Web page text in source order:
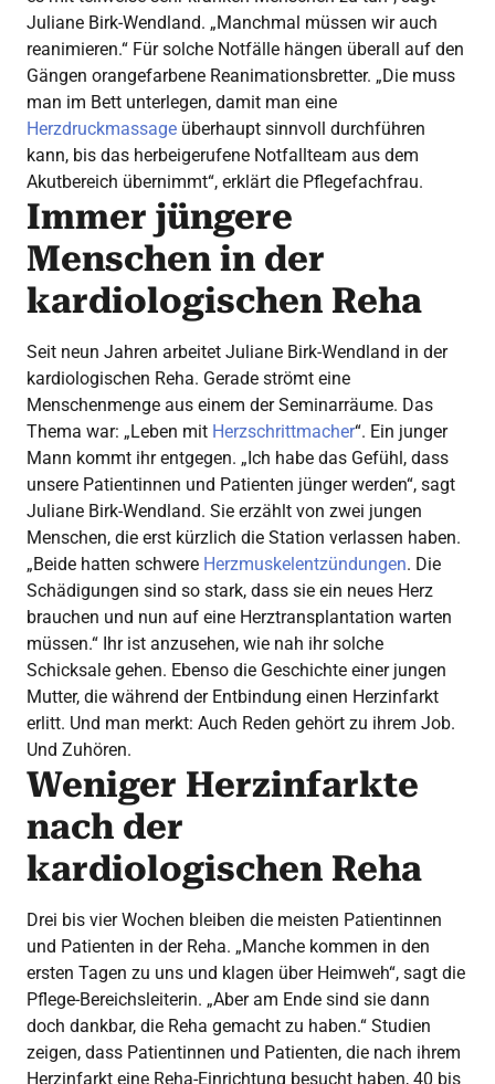
Juliane Birk-Wendland. „Manchmal müssen wir auch
reanimieren.“ Für solche Notfälle hängen überall auf den
Gängen orangefarbene Reanimationsbretter. „Die muss
man im Bett unterlegen, damit man eine
Herzdruckmassage überhaupt sinnvoll durchführen
kann, bis das herbeigerufene Notfallteam aus dem
Akutbereich übernimmt“, erklärt die Pflegefachfrau.
Immer jüngere
Menschen in der
kardiologischen Reha
Seit neun Jahren arbeitet Juliane Birk-Wendland in der
kardiologischen Reha. Gerade strömt eine
Menschenmenge aus einem der Seminarräume. Das
Thema war: „Leben mit Herzschrittmacher“. Ein junger
Mann kommt ihr entgegen. „Ich habe das Gefühl, dass
unsere Patientinnen und Patienten jünger werden“, sagt
Juliane Birk-Wendland. Sie erzählt von zwei jungen
Menschen, die erst kürzlich die Station verlassen haben.
„Beide hatten schwere Herzmuskelentzündungen. Die
Schädigungen sind so stark, dass sie ein neues Herz
brauchen und nun auf eine Herztransplantation warten
müssen.“ Ihr ist anzusehen, wie nah ihr solche
Schicksale gehen. Ebenso die Geschichte einer jungen
Mutter, die während der Entbindung einen Herzinfarkt
erlitt. Und man merkt: Auch Reden gehört zu ihrem Job.
Und Zuhören.
Weniger Herzinfarkte
nach der
kardiologischen Reha
Drei bis vier Wochen bleiben die meisten Patientinnen
und Patienten in der Reha. „Manche kommen in den
ersten Tagen zu uns und klagen über Heimweh“, sagt die
Pflege-Bereichsleiterin. „Aber am Ende sind sie dann
doch dankbar, die Reha gemacht zu haben.“ Studien
zeigen, dass Patientinnen und Patienten, die nach ihrem
Herzinfarkt eine Reha-Einrichtung besucht haben, 40 bis